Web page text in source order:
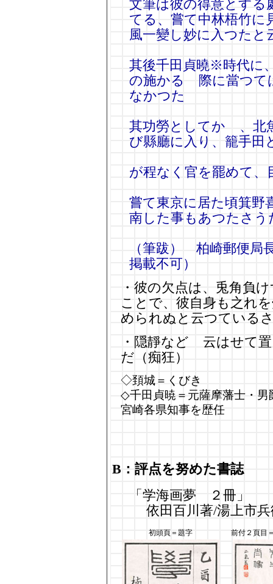
文筆は彼の得意とする
てる、嘗て中林梧竹に
風一變し妙に入つたと
其後千田貞曉※時代に
の施かるゝ際に當つ
なかつた
其功勞としてかゝ、北
び縣廳に入り、籠手田
が程なく官を罷めて、
嘗て東京に居た頃箕野
南した事もあつたさう
（筆跋） 柏崎郵便
掲載不可）
・彼の欠点は、兎角負
ことで、彼自身も之れ
められぬと云つている
・隠靜などゝ云はせて
だ（痴狂）
◇頚城＝くびき
◇千田貞暁＝元薩摩藩士・男
宮崎各県知事を歴任
B：評点を努めた書誌
「学海画夢 ２冊」
依田百川著/湯上市
初頭頁＝題字 前付２頁目